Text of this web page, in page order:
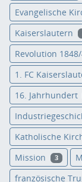
Evangelische
Kaiserslautern
Revolution
1. FC
16. Jahrhundert
Katholische
Mission 3
französische